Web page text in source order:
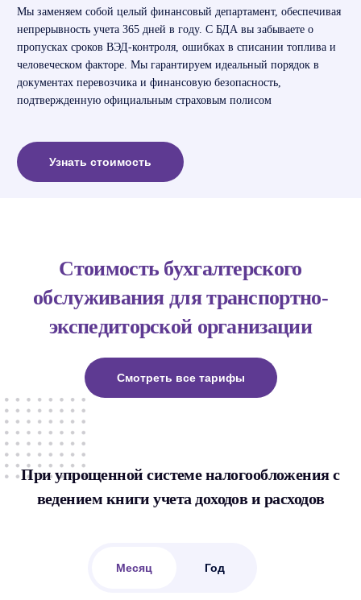
Мы заменяем собой целый финансовый департамент, обеспечивая
непрерывность учета 365 дней в году. С БДА вы забываете о
пропусках сроков ВЭД-контроля, ошибках в списании топлива и
человеческом факторе. Мы гарантируем идеальный порядок в
документах перевозчика и финансовую безопасность,
подтвержденную официальным страховым полисом
Узнать стоимость
Стоимость бухгалтерского
обслуживания для транспортно-
экспедиторской организации
Смотреть все тарифы
При упрощенной системе налогообложения с
ведением книги учета доходов и расходов
Месяц Год